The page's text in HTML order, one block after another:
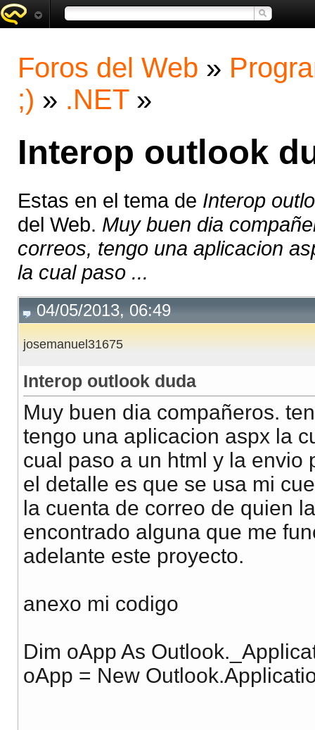
Foros del Web »
;) » .NET »
Interop outlook
Estas en el tema de Interop
del Web. Muy buen dia
correos, tengo una aplicacion
la cual paso ...
04/05/2013, 06:49
josemanuel31675
Interop outlook duda
Muy buen dia compañeros.
tengo una aplicacion aspx la
cual paso a un html y la envio
el detalle es que se usa mi
la cuenta de correo de quien
encontrado alguna que me
adelante este proyecto.
anexo mi codigo
Dim oApp As
oApp = New